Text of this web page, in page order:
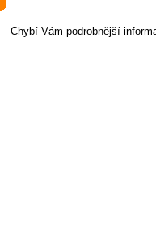
Chybí Vám podrobnější